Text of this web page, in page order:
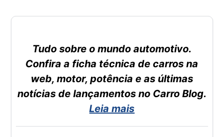
Tudo sobre o mundo automotivo.
Confira a ficha técnica de carros na
web, motor, potência e as últimas
notícias de lançamentos no Carro Blog.
Leia mais